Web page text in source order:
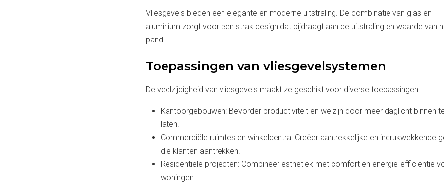
Vliesgevels bieden een elegante en moderne uitstraling. De combinatie van glas en
aluminium zorgt voor een strak design dat bijdraagt aan de uitstraling en waarde van
pand.
Toepassingen van vliesgevelsystemen
De veelzijdigheid van vliesgevels maakt ze geschikt voor diverse toepassingen:
Kantoorgebouwen: Bevorder productiviteit en welzijn door meer daglicht binnen te
laten.
Commerciële ruimtes en winkelcentra: Creëer aantrekkelijke en indrukwekkende
die klanten aantrekken.
Residentiële projecten: Combineer esthetiek met comfort en energie-efficiëntie
woningen.